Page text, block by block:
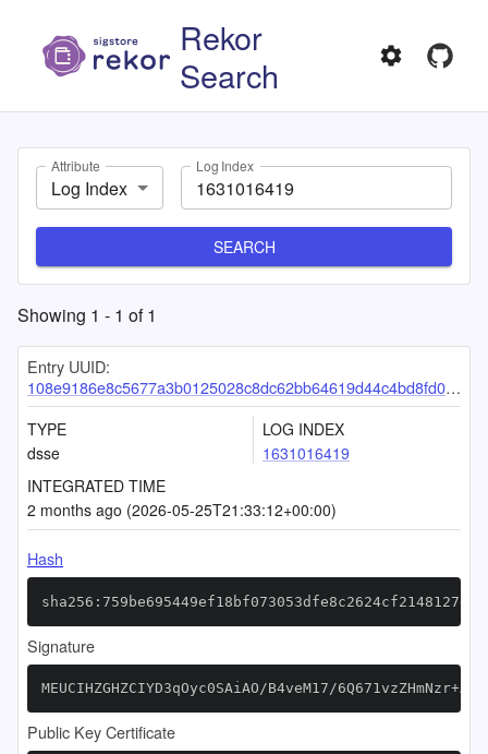
Rekor
Search
Attribute
Log Index
Log Index
SEARCH
Showing 1 - 1 of1
Entry UUID:
108e9186e8c5677a3b0125028c8dc62bb64619d44c4bd8fd0afd585fa40abe9475f92ca5000f0415
TYPE
dsse
LOG INDEX
1631016419
INTEGRATED TIME
2 months ago (2026-05-25T21:33:12+00:00)
Hash
Signature
MEUCIHZGHZCIYD3qOyc0SAiAO/B4veM17/
Public Key Certificate